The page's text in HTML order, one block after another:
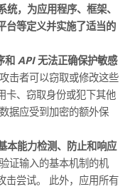
，为应用程序、框架、
台等定义并实施了适当的
和API无法正确保护敏感
攻击者可以窃取或修改这些
卡、窃取身份或犯下其他
据应受到加密的额外保
本能力检测、防止和响应
证输入的基本机制的机
击尝试。 此外，应用所有